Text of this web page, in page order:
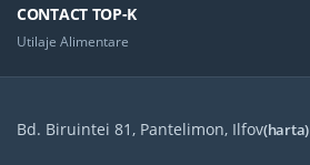
CONTACT TOP-K
Utilaje Alimentare
Bd. Biruintei 81, Pantelimon, Ilfov(harta)